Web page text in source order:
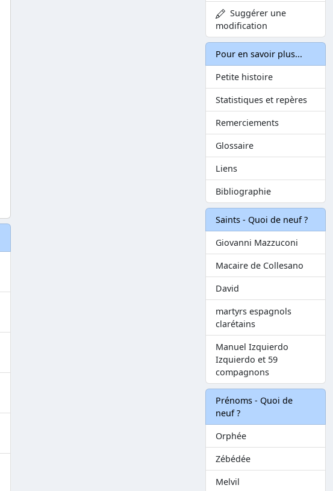
Suggérer une
modification
Pour en savoir plus...
Petite histoire
Statistiques et repères
Remerciements
Glossaire
Liens
Bibliographie
Saints - Quoi de neuf ?
Giovanni Mazzuconi
Macaire de Collesano
David
martyrs espagnols
clarétains
Manuel Izquierdo
Izquierdo et 59
compagnons
Prénoms - Quoi de
neuf ?
Orphée
Zébédée
Melvil